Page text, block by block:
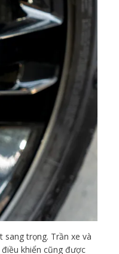
trọng. Trần xe và
khiển cũng được